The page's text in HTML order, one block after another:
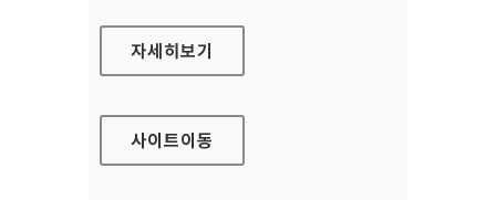
삼성전자 비즈니스 가이드라인 대표 홈페이지
자세히보기
사이트이동